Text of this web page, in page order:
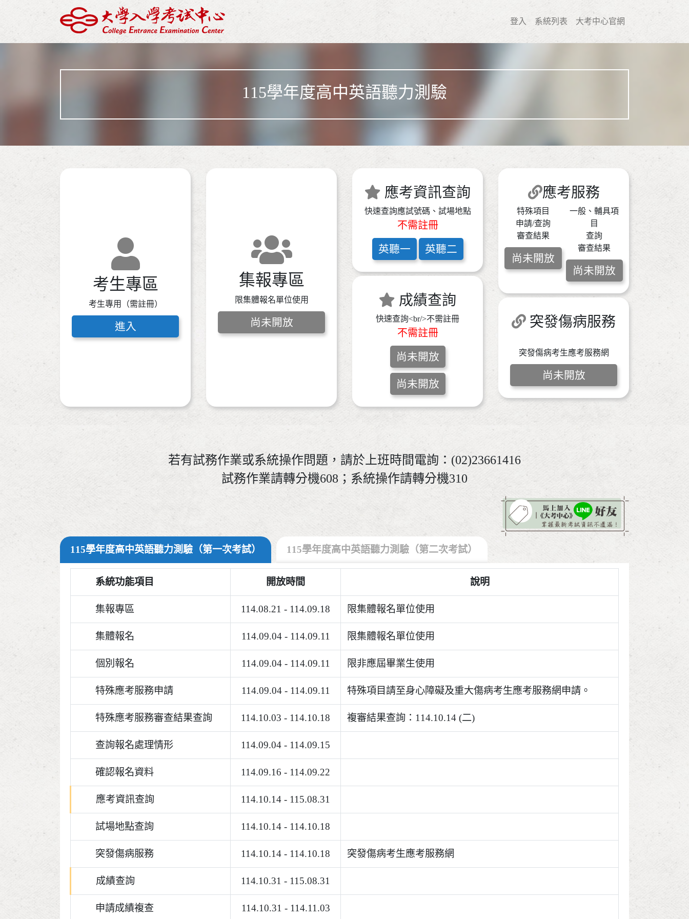
登入 系統列表 大考中心官網
115學年度高中英語聽力測驗
考生專區
考生專用（需註冊）
進入
集報專區
限集體報名單位使用
尚未開放
應考資訊查詢
快速查詢應試號碼、試場地點
不需註冊
英聽一 英聽二
成績查詢
快速查詢<br/>不需註冊
不需註冊
尚未開放
尚未開放
應考服務
特殊項目
申請/查詢
審查結果
尚未開放
一般、輔具項
目
查詢
審查結果
尚未開放
突發傷病服務
突發傷病考生應考服務網
尚未開放
若有試務作業或系統操作問題，請於上班時間電詢：(02)23661416
試務作業請轉分機608；系統操作請轉分機310
115學年度高中英語聽力測驗（第一次考試） 115學年度高中英語聽力測驗（第二次考試）
系統功能項目 開放時間 說明
集報專區 114.08.21 - 114.09.18 限集體報名單位使用
集體報名 114.09.04 - 114.09.11 限集體報名單位使用
個別報名 114.09.04 - 114.09.11 限非應屆畢業生使用
特殊應考服務申請 114.09.04 - 114.09.11 特殊項目請至身心障礙及重大傷病考生應考服務網申請。
特殊應考服務審查結果查詢 114.10.03 - 114.10.18 複審結果查詢：114.10.14 (二)
查詢報名處理情形 114.09.04 - 114.09.15
確認報名資料 114.09.16 - 114.09.22
應考資訊查詢 114.10.14 - 115.08.31
試場地點查詢 114.10.14 - 114.10.18
突發傷病服務 114.10.14 - 114.10.18 突發傷病考生應考服務網
成績查詢 114.10.31 - 115.08.31
申請成績複查 114.10.31 - 114.11.03